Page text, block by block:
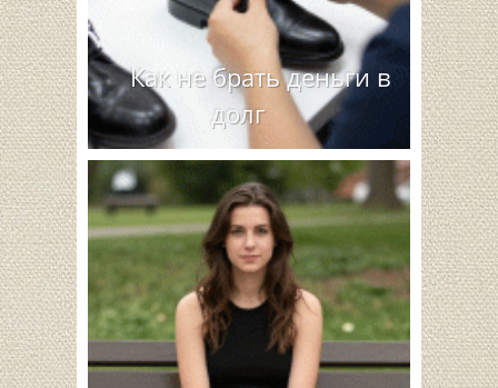
Как не брать деньги в
долг